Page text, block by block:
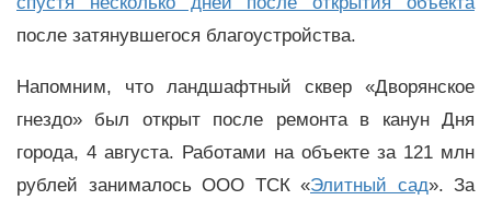
после затянувшегося благоустройства.
Напомним, что ландшафтный сквер «Дворянское
гнездо» был открыт после ремонта в канун Дня
города, 4 августа. Работами на объекте за 121 млн
рублей занималось ООО ТСК «Элитный сад». За